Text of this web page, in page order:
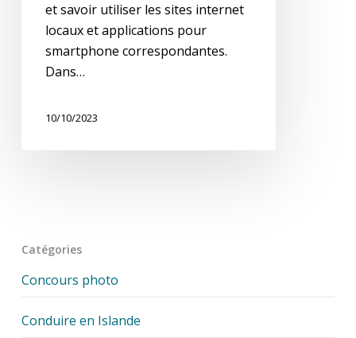
et savoir utiliser les sites internet
locaux et applications pour
smartphone correspondantes.
Dans…
10/10/2023
Catégories
Concours photo
Conduire en Islande